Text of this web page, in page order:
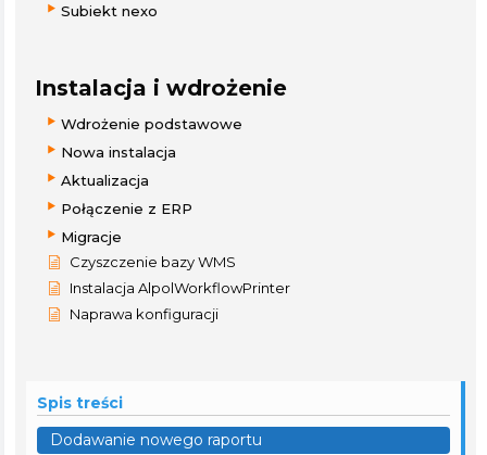
Subiekt nexo
Instalacja i wdrożenie
Wdrożenie podstawowe
Nowa instalacja
Aktualizacja
Połączenie z ERP
Migracje
Czyszczenie bazy WMS
Instalacja AlpolWorkflowPrinter
Naprawa konfiguracji
Spis treści
Dodawanie nowego raportu